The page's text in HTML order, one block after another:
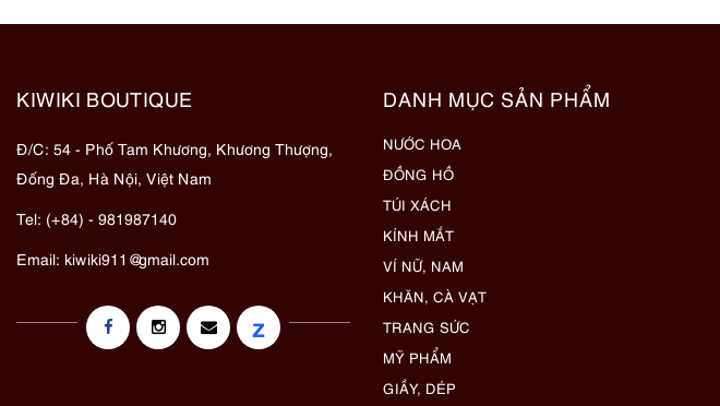
KIWIKI BOUTIQUE
Đ/C: 54 - Phố Tam Khương, Khương Thượng,
Đống Đa, Hà Nội, Việt Nam
Tel: (+84) - 981987140
Email: kiwiki911@gmail.com
z
DANH MỤC SẢN PHẨM
NƯỚC HOA
ĐỒNG HỒ
TÚI XÁCH
KÍNH MẮT
VÍ NỮ, NAM
KHĂN, CÀ VẠT
TRANG SỨC
MỸ PHẨM
GIẦY, DÉP